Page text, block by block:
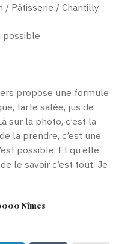
/ Pâtisserie / Chantilly
possible
propose une formule
tarte salée, jus de
sur la photo, c’est la
la prendre, c’est une
possible. Et qu’elle
le savoir c’est tout. Je
Nîmes